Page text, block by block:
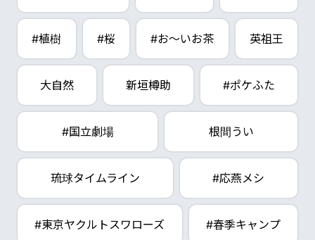
#植樹 #桜 #お～いお茶 英祖王
大自然 新垣樽助 #ポケふた
#国立劇場 根間うい
琉球タイムライン #応燕メシ
#東京ヤクルトスワローズ #春季キャンプ